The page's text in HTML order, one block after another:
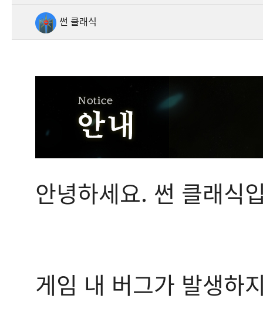
썬 클래식
안녕하세요. 썬 클래식
게임 내 버그가 발생하